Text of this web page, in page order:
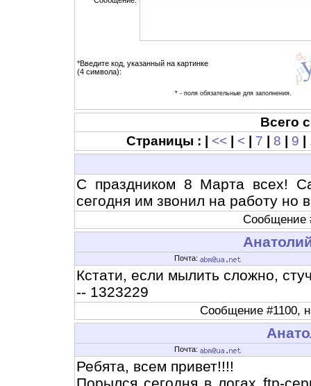
*Введите код, указанный на картинке
(4 символа):
* - поля обязательные для заполнения.
Всего
Страницы : |
<< < 7 8 9
С праздником 8 Марта всех!
сегодня им звонил на работу но
Сообщение
Почта:
Кстати, если мылить сложно,
-- 1323229
Сообщение #1100,
Почта:
Ребята, всем привет!!!!